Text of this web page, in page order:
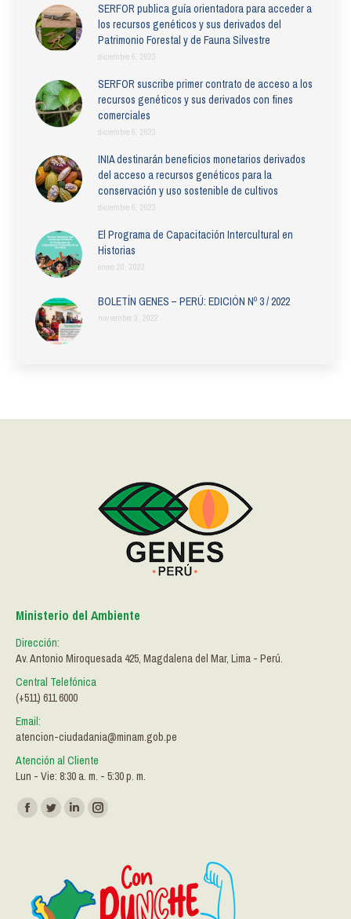
SERFOR publica guía orientadora para acceder a
los recursos genéticos y sus derivados del
Patrimonio Forestal y de Fauna Silvestre
diciembre 6, 2023
SERFOR suscribe primer contrato de acceso a los
recursos genéticos y sus derivados con fines
comerciales
diciembre 6, 2023
INIA destinarán beneficios monetarios derivados
del acceso a recursos genéticos para la
conservación y uso sostenible de cultivos
diciembre 6, 2023
El Programa de Capacitación Intercultural en
Historias
enero 20, 2023
BOLETÍN GENES – PERÚ: EDICIÓN Nº 3 / 2022
noviembre 3, 2022
Ministerio del Ambiente
Dirección:
Av. Antonio Miroquesada 425, Magdalena del Mar, Lima - Perú.
Central Telefónica
(+511) 611 6000
Email:
atencion-ciudadania@minam.gob.pe
Atención al Cliente
Lun - Vie: 8:30 a. m. - 5:30 p. m.
Encuéntranos en:
Facebook
new
Twitter
new
Linkedin
new
Instagram
new